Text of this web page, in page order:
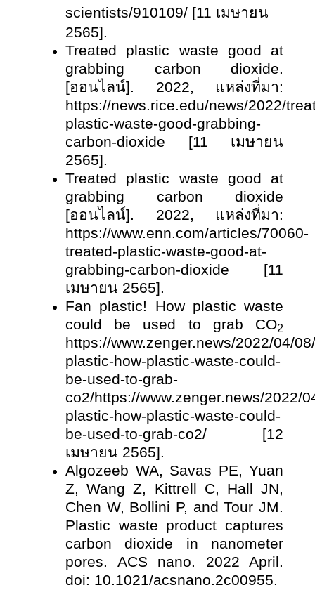
scientists/910109/ [11 เมษายน
2565].
Treated plastic waste good at
grabbing carbon dioxide.
[ออนไลน์]. 2022, แหล่งที่มา:
https://news.rice.edu/news/2022/
plastic-waste-good-grabbing-
carbon-dioxide [11 เมษายน
2565].
Treated plastic waste good at
grabbing carbon dioxide
[ออนไลน์]. 2022, แหล่งที่มา:
https://www.enn.com/articles/70060-
treated-plastic-waste-good-at-
grabbing-carbon-dioxide [11
เมษายน 2565].
Fan plastic! How plastic waste
could be used to grab CO2
https://www.zenger.news/2022/04/
plastic-how-plastic-waste-could-
be-used-to-grab-
co2/https://www.zenger.news/2022/
plastic-how-plastic-waste-could-
be-used-to-grab-co2/ [12
เมษายน 2565].
Algozeeb WA, Savas PE, Yuan
Z, Wang Z, Kittrell C, Hall JN,
Chen W, Bollini P, and Tour JM.
Plastic waste product captures
carbon dioxide in nanometer
pores. ACS nano. 2022 April.
doi: 10.1021/acsnano.2c00955.